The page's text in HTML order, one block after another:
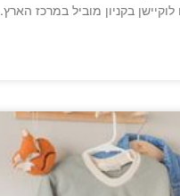
לוקיישן בקניון מוביל במרכז הארץ.